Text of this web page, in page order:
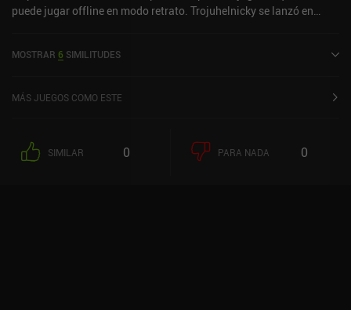
puede jugar offline en modo retrato. Trojuhelnicky se lanzó en
MOSTRAR 6 SIMILITUDES
MÁS JUEGOS COMO ESTE
SIMILAR 0 PARA NADA 0